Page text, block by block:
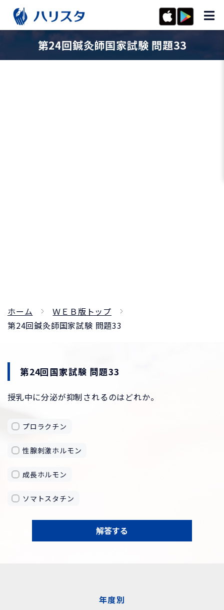
第24回鍼灸師国家試験 問題33
ホーム
ＷＥＢ版トップ
第24回鍼灸師国家試験 問題33
第24回国家試験 問題33
授乳中に分泌が抑制されるのはどれか。
プロラクチン
性腺刺激ホルモン
成長ホルモン
ソマトスタチン
解答する
年度別